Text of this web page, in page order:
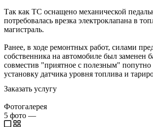
Так как ТС оснащено механической
потребовалась врезка электроклапана в
магистраль.
Ранее, в ходе ремонтных работ, силами
собственника на автомобиле был заменен
совместив "приятное с полезным" попутно
установку датчика уровня топлива и
Заказать услугу
Фотогалерея
5 фото —